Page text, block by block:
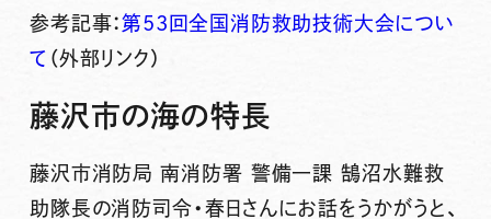
参考記事：第53回全国消防救助技術大会につい
て （外部リンク）
藤沢市の海の特長
藤沢市消防局 南消防署 警備一課 鵠沼水難救
助隊長の消防司令・春日さんにお話をうかがうと、